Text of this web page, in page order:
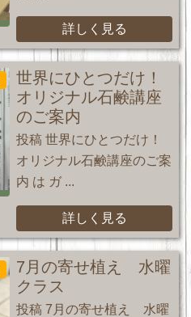
詳しく見る
世界にひとつだけ！
オリジナル石鹸講座
のご案内
投稿 世界にひとつだけ！
オリジナル石鹸講座のご案
内 は ガ ...
詳しく見る
7月の寄せ植え 水曜
クラス
投稿 7月の寄せ植え 水曜